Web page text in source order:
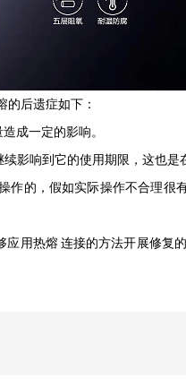
的后遗症如下 ：
成一定的影响。
续影响到它的使用期限，这也是
作的 ，假如实际操作不合理很
应用热熔 连接的方法开展修复的